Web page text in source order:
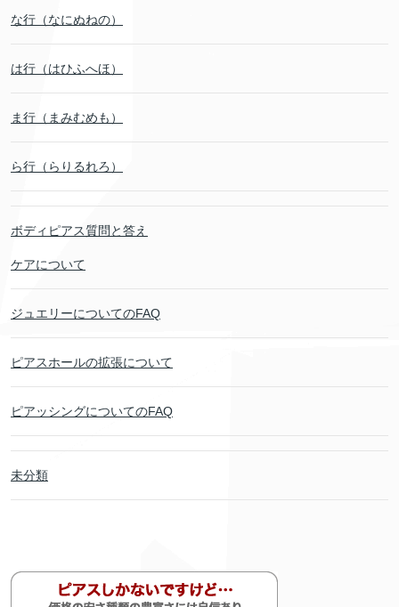
な行（なにぬねの）
は行（はひふへほ）
ま行（まみむめも）
ら行（らりるれろ）
ボディピアス質問と答え
ケアについて
ジュエリーについてのFAQ
ピアスホールの拡張について
ピアッシングについてのFAQ
未分類